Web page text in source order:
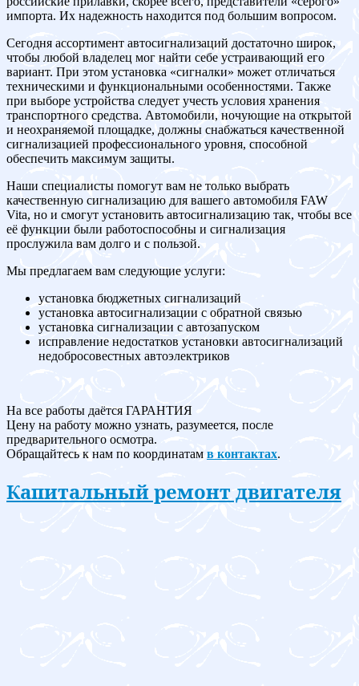
импорта. Их надежность находится под большим вопросом.
Сегодня ассортимент автосигнализаций достаточно широк,
чтобы любой владелец мог найти себе устраивающий его
вариант. При этом установка «сигналки» может отличаться
техническими и функциональными особенностями. Также
при выборе устройства следует учесть условия хранения
транспортного средства. Автомобили, ночующие на открытой
и неохраняемой площадке, должны снабжаться качественной
сигнализацией профессионального уровня, способной
обеспечить максимум защиты.
Наши специалисты помогут вам не только выбрать
качественную сигнализацию для вашего автомобиля FAW
Vita, но и смогут установить автосигнализацию так, чтобы все
её функции были работоспособны и сигнализация
прослужила вам долго и с пользой.
Мы предлагаем вам следующие услуги:
установка бюджетных сигнализаций
установка автосигнализации с обратной связью
установка сигнализации с автозапуском
исправление недостатков установки автосигнализаций
недобросовестных автоэлектриков
На все работы даётся ГАРАНТИЯ
Цену на работу можно узнать, разумеется, после
предварительного осмотра.
Обращайтесь к нам по координатам в контактах.
Капитальный ремонт двигателя